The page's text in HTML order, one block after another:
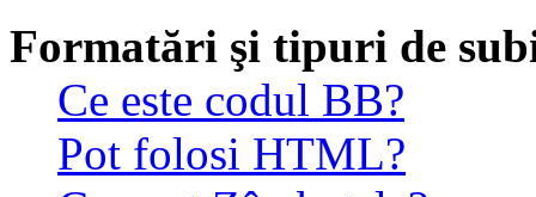
Formatări şi tipuri de
Ce este codul BB?
Pot folosi HTML?